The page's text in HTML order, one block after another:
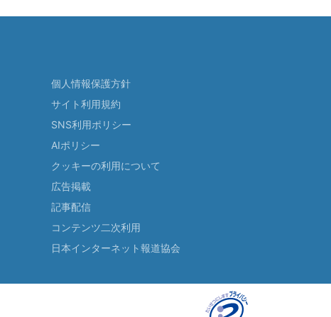
個人情報保護方針
サイト利用規約
SNS利用ポリシー
AIポリシー
クッキーの利用について
広告掲載
記事配信
コンテンツ二次利用
日本インターネット報道協会